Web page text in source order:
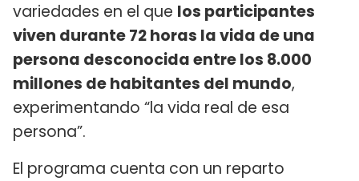
variedades en el que los participantes
viven durante 72 horas la vida de una
persona desconocida entre los 8.000
millones de habitantes del mundo,
experimentando “la vida real de esa
persona”.
El programa cuenta con un reparto